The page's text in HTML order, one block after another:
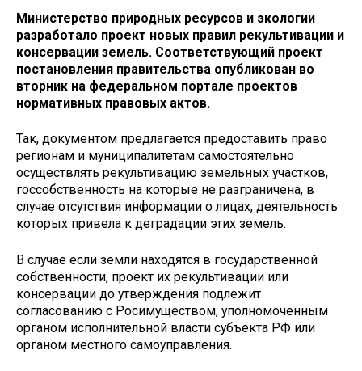
Министерство природных ресурсов и экологии
разработало проект новых правил рекультивации и
консервации земель. Соответствующий проект
постановления правительства опубликован во
вторник на федеральном портале проектов
нормативных правовых актов.
Так, документом предлагается предоставить право
регионам и муниципалитетам самостоятельно
осуществлять рекультивацию земельных участков,
госсобственность на которые не разграничена, в
случае отсутствия информации о лицах, деятельность
которых привела к деградации этих земель.
В случае если земли находятся в государственной
собственности, проект их рекультивации или
консервации до утверждения подлежит
согласованию с Росимуществом, уполномоченным
органом исполнительной власти субъекта РФ или
органом местного самоуправления.